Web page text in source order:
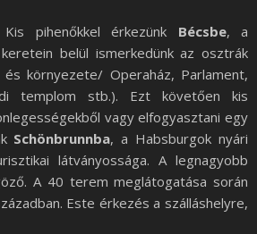
pihenőkkel érkezünk Bécsbe, a
belül ismerkedünk az osztrák
környezete/ Operaház, Parlament,
templom stb.). Ezt követően kis
vagy elfogyasztani egy
Schönbrunnba, a Habsburgok nyári
látványossága. A legnagyobb
A 40 terem meglátogatása során
Este érkezés a szálláshelyre,